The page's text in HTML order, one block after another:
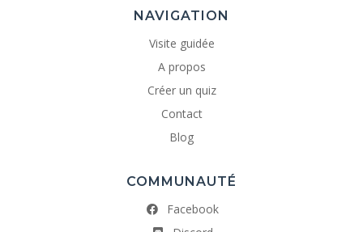
NAVIGATION
Visite guidée
A propos
Créer un quiz
Contact
Blog
COMMUNAUTÉ
Facebook